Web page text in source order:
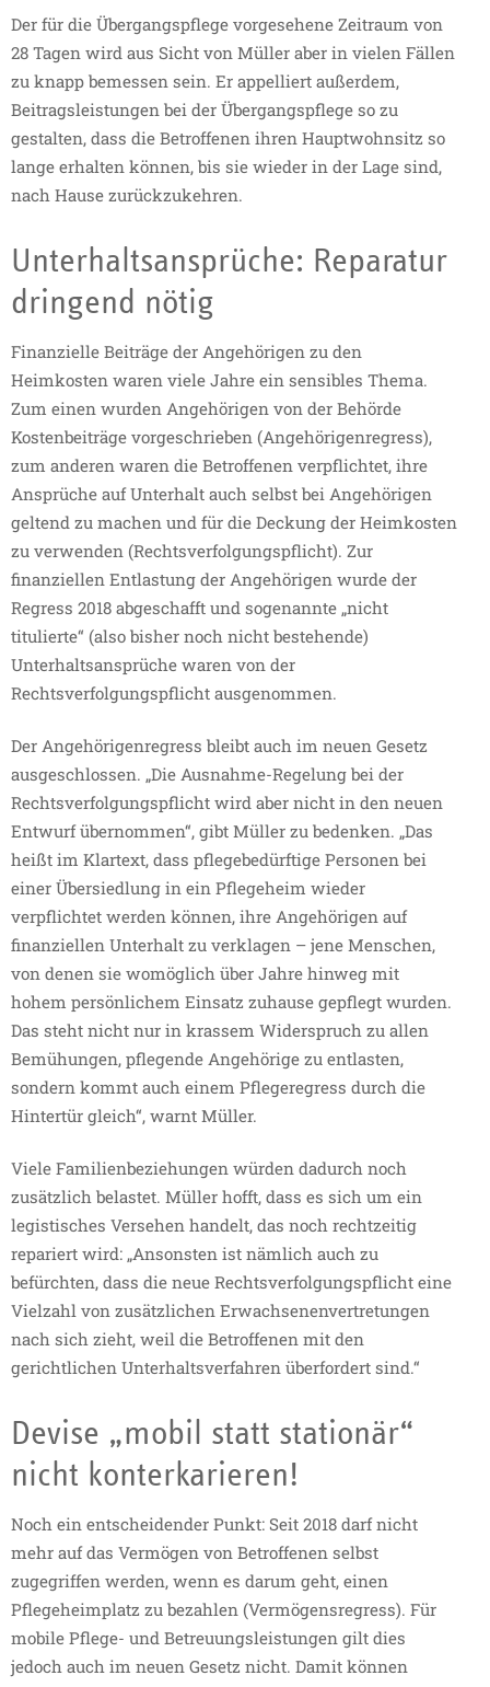
Der für die Übergangspflege vorgesehene Zeitraum von
28 Tagen wird aus Sicht von Müller aber in vielen Fällen
zu knapp bemessen sein. Er appelliert außerdem,
Beitragsleistungen bei der Übergangspflege so zu
gestalten, dass die Betroffenen ihren Hauptwohnsitz so
lange erhalten können, bis sie wieder in der Lage sind,
nach Hause zurückzukehren.
Unterhaltsansprüche: Reparatur
dringend nötig
Finanzielle Beiträge der Angehörigen zu den
Heimkosten waren viele Jahre ein sensibles Thema.
Zum einen wurden Angehörigen von der Behörde
Kostenbeiträge vorgeschrieben (Angehörigenregress),
zum anderen waren die Betroffenen verpflichtet, ihre
Ansprüche auf Unterhalt auch selbst bei Angehörigen
geltend zu machen und für die Deckung der Heimkosten
zu verwenden (Rechtsverfolgungspflicht). Zur
finanziellen Entlastung der Angehörigen wurde der
Regress 2018 abgeschafft und sogenannte „nicht
titulierte“ (also bisher noch nicht bestehende)
Unterhaltsansprüche waren von der
Rechtsverfolgungspflicht ausgenommen.
Der Angehörigenregress bleibt auch im neuen Gesetz
ausgeschlossen. „Die Ausnahme-Regelung bei der
Rechtsverfolgungspflicht wird aber nicht in den neuen
Entwurf übernommen“, gibt Müller zu bedenken. „Das
heißt im Klartext, dass pflegebedürftige Personen bei
einer Übersiedlung in ein Pflegeheim wieder
verpflichtet werden können, ihre Angehörigen auf
finanziellen Unterhalt zu verklagen – jene Menschen,
von denen sie womöglich über Jahre hinweg mit
hohem persönlichem Einsatz zuhause gepflegt wurden.
Das steht nicht nur in krassem Widerspruch zu allen
Bemühungen, pflegende Angehörige zu entlasten,
sondern kommt auch einem Pflegeregress durch die
Hintertür gleich“, warnt Müller.
Viele Familienbeziehungen würden dadurch noch
zusätzlich belastet. Müller hofft, dass es sich um ein
legistisches Versehen handelt, das noch rechtzeitig
repariert wird: „Ansonsten ist nämlich auch zu
befürchten, dass die neue Rechtsverfolgungspflicht eine
Vielzahl von zusätzlichen Erwachsenenvertretungen
nach sich zieht, weil die Betroffenen mit den
gerichtlichen Unterhaltsverfahren überfordert sind.“
Devise „mobil statt stationär“
nicht konterkarieren!
Noch ein entscheidender Punkt: Seit 2018 darf nicht
mehr auf das Vermögen von Betroffenen selbst
zugegriffen werden, wenn es darum geht, einen
Pflegeheimplatz zu bezahlen (Vermögensregress). Für
mobile Pflege- und Betreuungsleistungen gilt dies
jedoch auch im neuen Gesetz nicht. Damit können